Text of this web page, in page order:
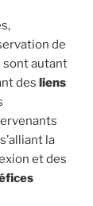
de
sont autant
des liens
la
et des